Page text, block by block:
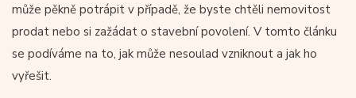
může pěkně potrápit v případě, že byste chtěli nemovitost
prodat nebo si zažádat o stavební povolení. V tomto článku
se podíváme na to, jak může nesoulad vzniknout a jak ho
vyřešit.